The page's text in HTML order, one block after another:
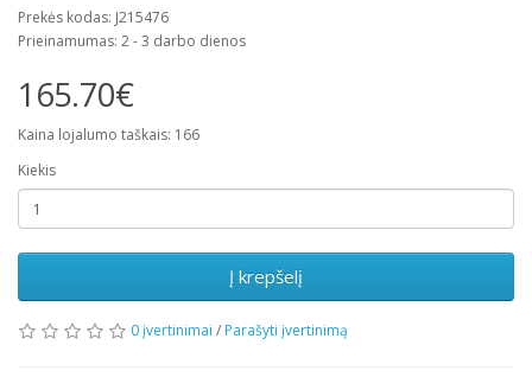
Prekės kodas: J215476
Prieinamumas: 2 - 3 darbo dienos
165.70€
Kaina lojalumo taškais: 166
Kiekis
Į krepšelį
0 įvertinimai / Parašyti įvertinimą